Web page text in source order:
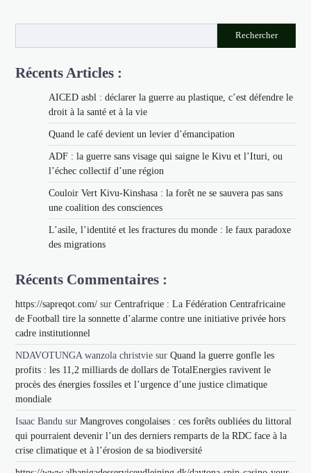
articles
Rechercher
Récents Articles :
AICED asbl : déclarer la guerre au plastique, c’est défendre le
droit à la santé et à la vie
Quand le café devient un levier d’émancipation
ADF : la guerre sans visage qui saigne le Kivu et l’Ituri, ou
l’échec collectif d’une région
Couloir Vert Kivu-Kinshasa : la forêt ne se sauvera pas sans
une coalition des consciences
L’asile, l’identité et les fractures du monde : le faux paradoxe
des migrations
Récents Commentaires :
https://sapreqot.com/ surCentrafrique : La Fédération Centrafricaine
de Football tire la sonnette d’alarme contre une initiative privée hors
cadre institutionnel
NDAVOTUNGA wanzola christvie surQuand la guerre gonfle les
profits : les 11,2 milliards de dollars de TotalEnergies ravivent le
procès des énergies fossiles et l’urgence d’une justice climatique
mondiale
Isaac Bandu surMangroves congolaises : ces forêts oubliées du littoral
qui pourraient devenir l’un des derniers remparts de la RDC face à la
crise climatique et à l’érosion de sa biodiversité